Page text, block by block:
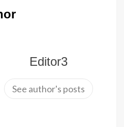
Editor3
See author's posts